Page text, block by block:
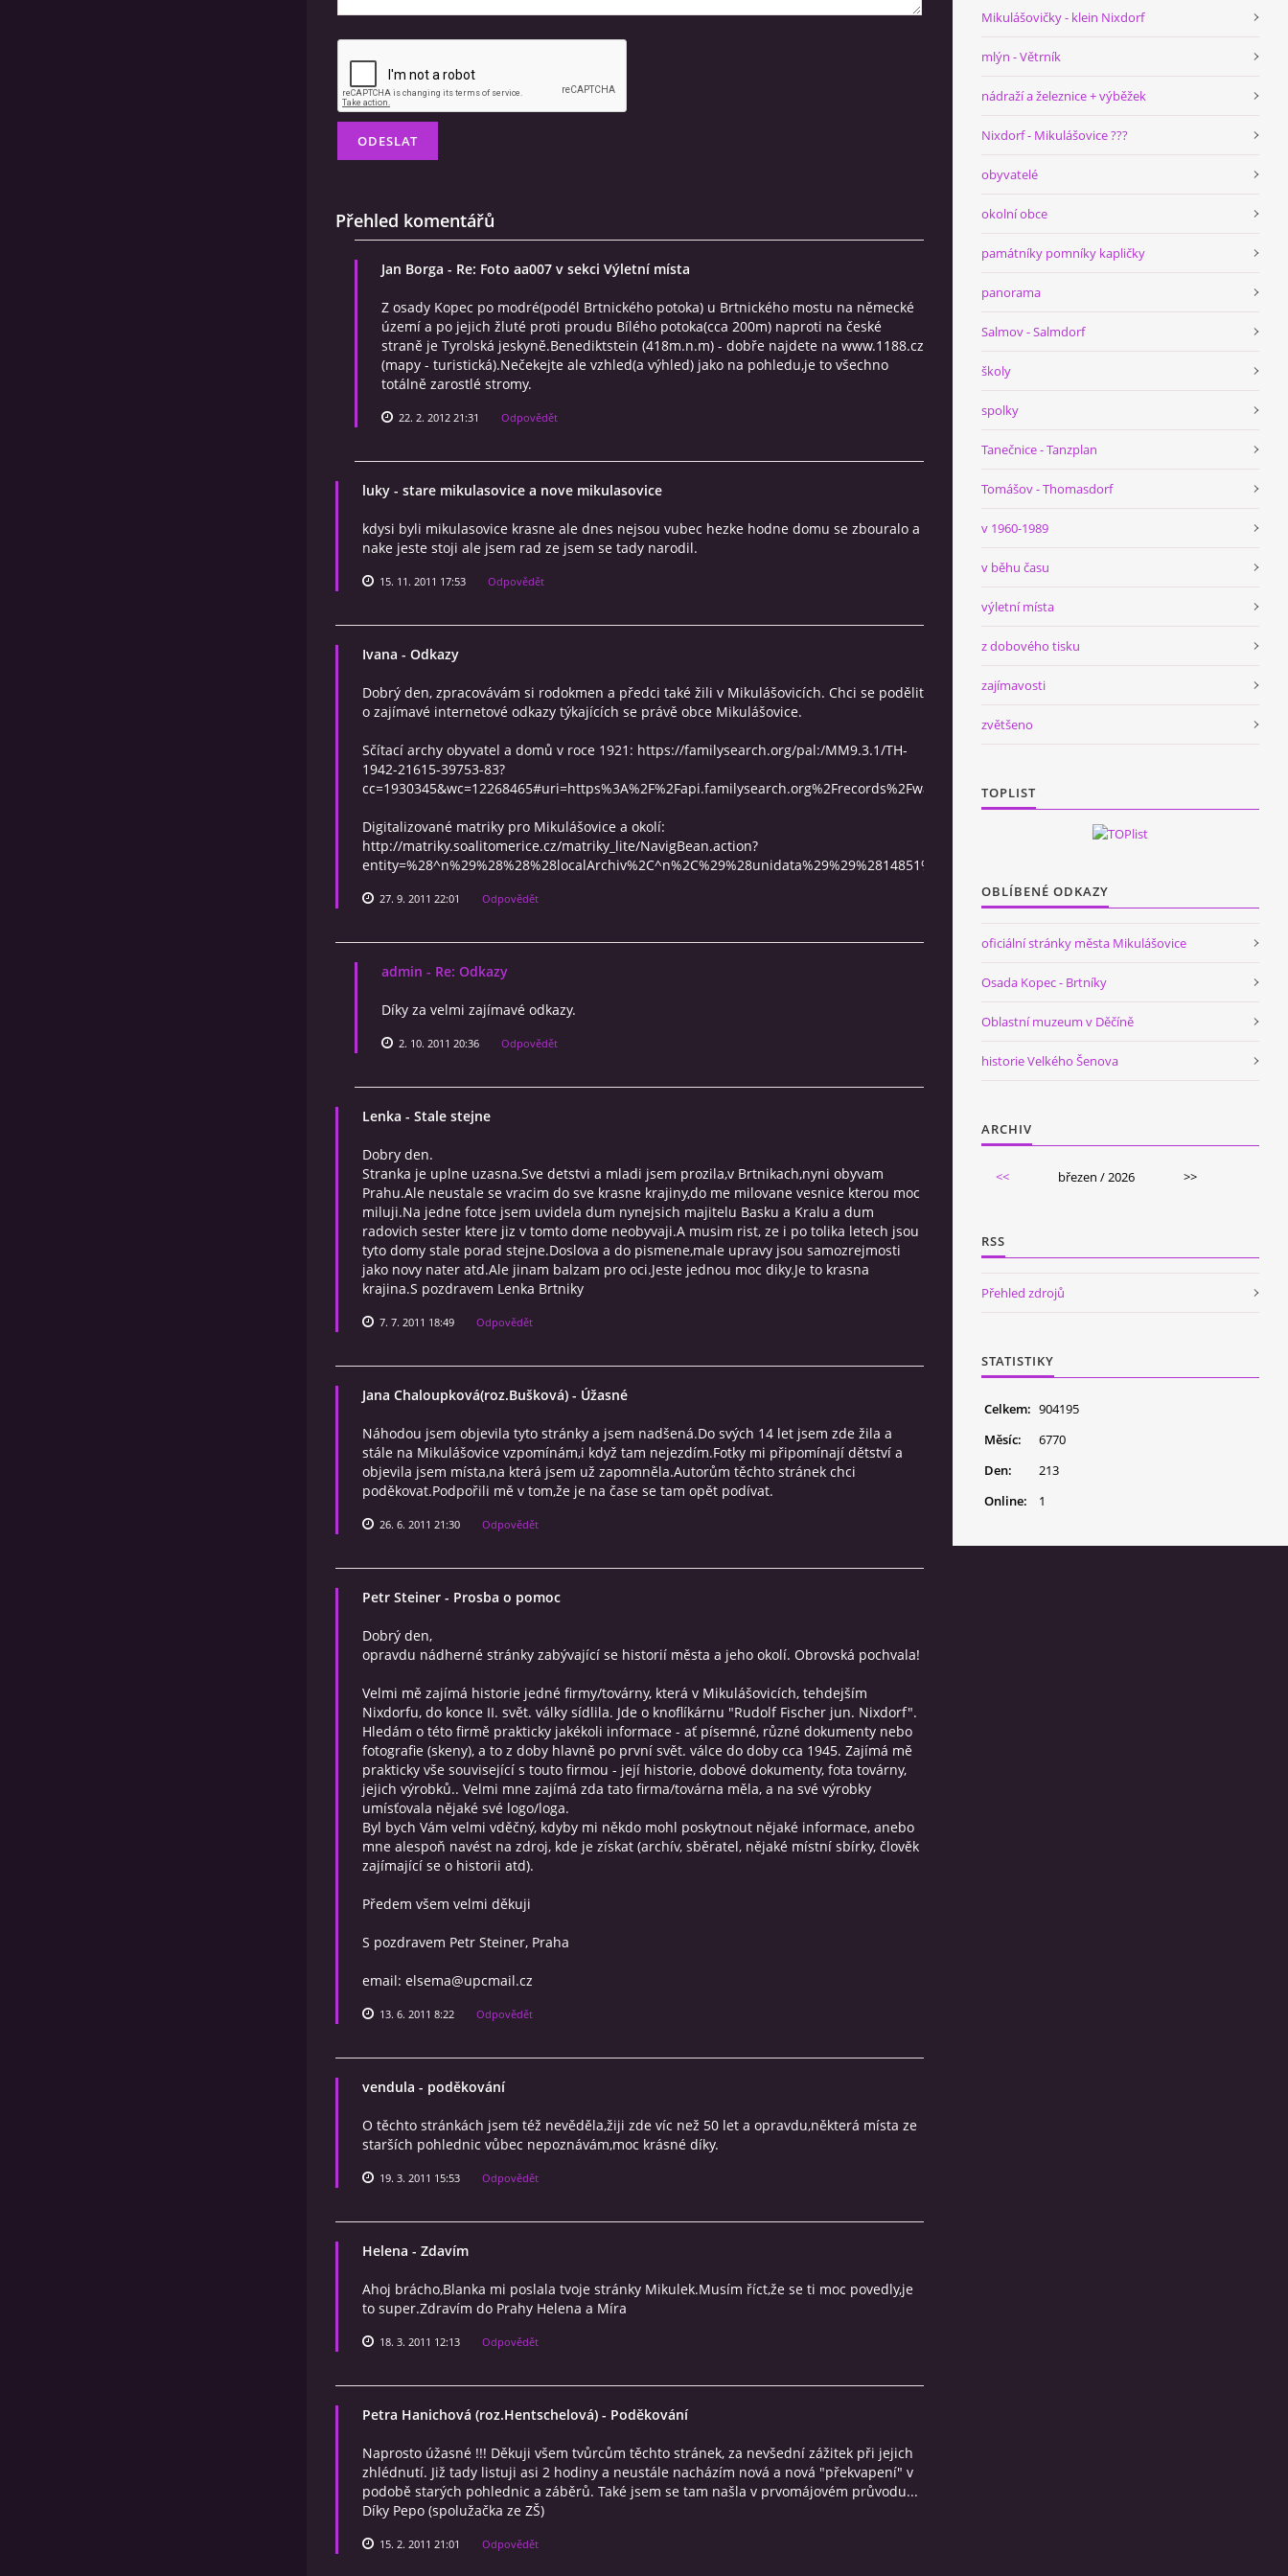
Přehled komentářů
Jan Borga - Re: Foto aa007 v sekci Výletní místa
Z osady Kopec po modré(podél Brtnického potoka) u Brtnického mostu na německé
území a po jejich žluté proti proudu Bílého potoka(cca 200m) naproti na české
straně je Tyrolská jeskyně.Benediktstein (418m.n.m) - dobře najdete na www.1188.cz
(mapy - turistická).Nečekejte ale vzhled(a výhled) jako na pohledu,je to všechno
totálně zarostlé stromy.
22. 2. 2012 21:31 Odpovědět
luky - stare mikulasovice a nove mikulasovice
kdysi byli mikulasovice krasne ale dnes nejsou vubec hezke hodne domu se zbouralo a
nake jeste stoji ale jsem rad ze jsem se tady narodil.
15. 11. 2011 17:53 Odpovědět
Ivana - Odkazy
Dobrý den, zpracovávám si rodokmen a předci také žili v Mikulášovicích. Chci se podělit
o zajímavé internetové odkazy týkajících se právě obce Mikulášovice.
Sčítací archy obyvatel a domů v roce 1921: https://familysearch.org/pal:/MM9.3.1/TH-
1942-21615-39753-83?
cc=1930345&wc=12268465#uri=https%3A%2F%2Fapi.familysearch.org%2Frecords%2Fwaypoint%2F12267143
Digitalizované matriky pro Mikulášovice a okolí:
http://matriky.soalitomerice.cz/matriky_lite/NavigBean.action?
entity=%28^n%29%28%28%28localArchiv%2C^n%2C%29%28unidata%29%29%2814851%29%29
27. 9. 2011 22:01 Odpovědět
admin - Re: Odkazy
Díky za velmi zajímavé odkazy.
2. 10. 2011 20:36 Odpovědět
Lenka - Stale stejne
Dobry den.
Stranka je uplne uzasna.Sve detstvi a mladi jsem prozila,v Brtnikach,nyni obyvam
Prahu.Ale neustale se vracim do sve krasne krajiny,do me milovane vesnice kterou moc
miluji.Na jedne fotce jsem uvidela dum nynejsich majitelu Basku a Kralu a dum
radovich sester ktere jiz v tomto dome neobyvaji.A musim rist, ze i po tolika letech jsou
tyto domy stale porad stejne.Doslova a do pismene,male upravy jsou samozrejmosti
jako novy nater atd.Ale jinam balzam pro oci.Jeste jednou moc diky.Je to krasna
krajina.S pozdravem Lenka Brtniky
7. 7. 2011 18:49 Odpovědět
Jana Chaloupková(roz.Bušková) - Úžasné
Náhodou jsem objevila tyto stránky a jsem nadšená.Do svých 14 let jsem zde žila a
stále na Mikulášovice vzpomínám,i když tam nejezdím.Fotky mi připomínají dětství a
objevila jsem místa,na která jsem už zapomněla.Autorům těchto stránek chci
poděkovat.Podpořili mě v tom,že je na čase se tam opět podívat.
26. 6. 2011 21:30 Odpovědět
Petr Steiner - Prosba o pomoc
Dobrý den,
opravdu nádherné stránky zabývající se historií města a jeho okolí. Obrovská pochvala!
Velmi mě zajímá historie jedné firmy/továrny, která v Mikulášovicích, tehdejším
Nixdorfu, do konce II. svět. války sídlila. Jde o knoflíkárnu "Rudolf Fischer jun. Nixdorf".
Hledám o této firmě prakticky jakékoli informace - ať písemné, různé dokumenty nebo
fotografie (skeny), a to z doby hlavně po první svět. válce do doby cca 1945. Zajímá mě
prakticky vše související s touto firmou - její historie, dobové dokumenty, fota továrny,
jejich výrobků.. Velmi mne zajímá zda tato firma/továrna měla, a na své výrobky
umísťovala nějaké své logo/loga.
Byl bych Vám velmi vděčný, kdyby mi někdo mohl poskytnout nějaké informace, anebo
mne alespoň navést na zdroj, kde je získat (archív, sběratel, nějaké místní sbírky, člověk
zajímající se o historii atd).
Předem všem velmi děkuji
S pozdravem Petr Steiner, Praha
email: elsema@upcmail.cz
13. 6. 2011 8:22 Odpovědět
vendula - poděkování
O těchto stránkách jsem též nevěděla,žiji zde víc než 50 let a opravdu,některá místa ze
starších pohlednic vůbec nepoznávám,moc krásné díky.
19. 3. 2011 15:53 Odpovědět
Helena - Zdavím
Ahoj brácho,Blanka mi poslala tvoje stránky Mikulek.Musím říct,že se ti moc povedly,je
to super.Zdravím do Prahy Helena a Míra
18. 3. 2011 12:13 Odpovědět
Petra Hanichová (roz.Hentschelová) - Poděkování
Naprosto úžasné !!! Děkuji všem tvůrcům těchto stránek, za nevšední zážitek při jejich
zhlédnutí. Již tady listuji asi 2 hodiny a neustále nacházím nová a nová "překvapení" v
podobě starých pohlednic a záběrů. Také jsem se tam našla v prvomájovém průvodu...
Díky Pepo (spolužačka ze ZŠ)
15. 2. 2011 21:01 Odpovědět
Mikulášovičky - klein Nixdorf
mlýn - Větrník
nádraží a železnice + výběžek
Nixdorf - Mikulášovice ???
obyvatelé
okolní obce
památníky pomníky kapličky
panorama
Salmov - Salmdorf
školy
spolky
Tanečnice - Tanzplan
Tomášov - Thomasdorf
v 1960-1989
v běhu času
výletní místa
z dobového tisku
zajímavosti
zvětšeno
TOPLIST
OBLÍBENÉ ODKAZY
oficiální stránky města Mikulášovice
Osada Kopec - Brtníky
Oblastní muzeum v Děčíně
historie Velkého Šenova
ARCHIV
<< březen / 2026 >>
RSS
Přehled zdrojů
STATISTIKY
Online: 1
Celkem: 904195
Měsíc:
6770
Den:
213